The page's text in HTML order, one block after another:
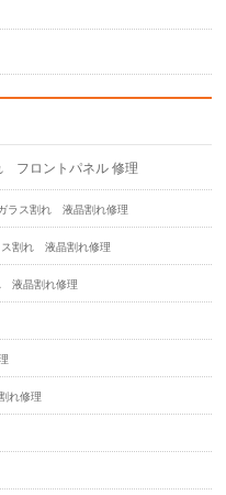
ロントパネル 修理
ラス割れ 液晶割れ修理
割れ 液晶割れ修理
液晶割れ修理
れ修理